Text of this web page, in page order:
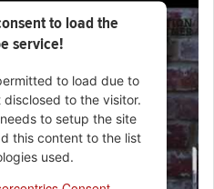
to load the
service!
to load due to
to the visitor.
to setup the site
this content to the list
used.